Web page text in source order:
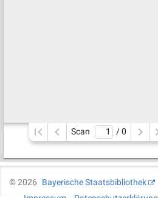
Scan / 0
©2026
Bayerische Staatsbibliothek